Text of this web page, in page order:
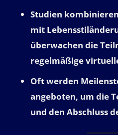
Studien
mit
überwachen die
regelmäßige
Oft werden
angeboten, um die
und den Abschluss